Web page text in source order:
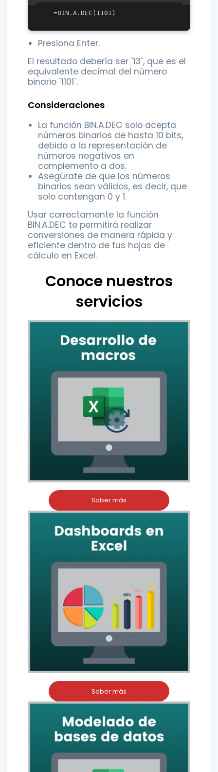
Presiona Enter.
El resultado debería ser `13`, que es el
equivalente decimal del número
binario `1101`.
Consideraciones
La función BIN.A.DEC solo acepta
números binarios de hasta 10 bits,
debido a la representación de
números negativos en
complemento a dos.
Asegúrate de que los números
binarios sean válidos, es decir, que
solo contengan 0 y 1.
Usar correctamente la función
BIN.A.DEC te permitirá realizar
conversiones de manera rápida y
eficiente dentro de tus hojas de
cálculo en Excel.
Conoce nuestros
servicios
Saber más
Saber más